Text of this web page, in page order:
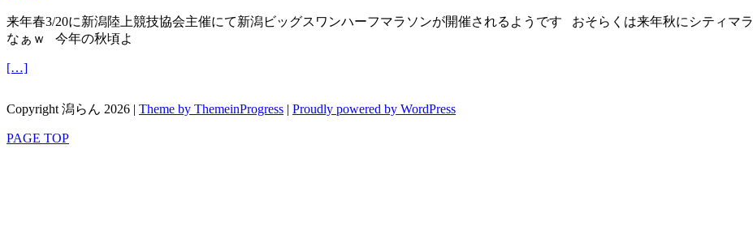
来年春3/20に新潟陸上競技協会主催にて新潟ビッグスワンハーフマラソンが開催されるようです おそらくは来年秋にシティマ
なぁｗ 今年の秋頃よ
[…]
Copyright 潟らん 2026 | Theme by ThemeinProgress | Proudly powered by WordPress
PAGE TOP